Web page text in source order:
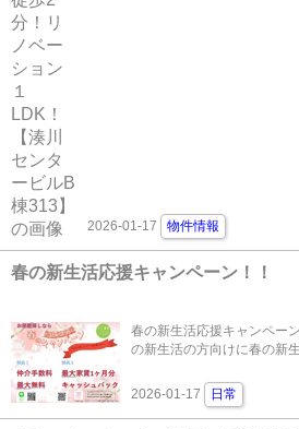
2026-01-17 物件情報
春の新生活応援キャンペーン！！
春の新生活応援キャンペー
の新生活の方向けに春の新
2026-01-17 日常